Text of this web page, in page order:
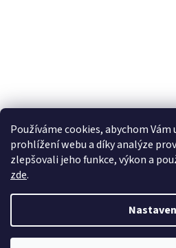
Používáme cookies, abychom
prohlížení webu a díky analýze
zlepšovali jeho funkce, výkon a
zde.